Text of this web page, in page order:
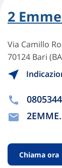
2
Via Camillo
70124 Bari
Chiama ora